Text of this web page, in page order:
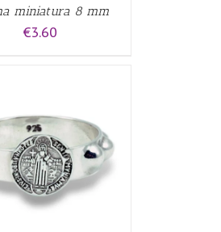
miniatura 8 mm
€3.60